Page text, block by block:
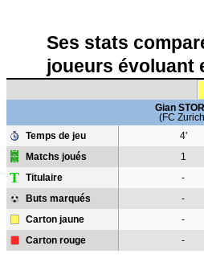
Ses stats
joueurs évoluant
Gian
(FC
Temps de jeu
4'
Matchs joués 1
T Titulaire -
Buts marqués -
Carton jaune -
Carton rouge -